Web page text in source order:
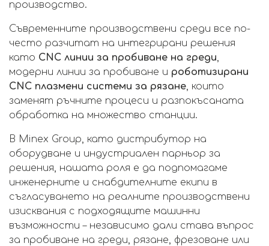
производство.
Съвременните производствени среди все по-
често разчитат на интегрирани решения
като CNC линии за пробиване на греди,
модерни линии за пробиване и роботизирани
CNC плазмени системи за рязане, които
заменят ръчните процеси и разпокъсаната
обработка на множество станции.
В Minex Group, като дистрибутор на
оборудване и индустриален парньор за
решения, нашата роля е да подпомагаме
инженерните и снабдителните екипи в
съгласуването на реалните производствени
изисквания с подходящите машинни
възможности – независимо дали става въпрос
за пробиване на греди, рязане, фрезоване или